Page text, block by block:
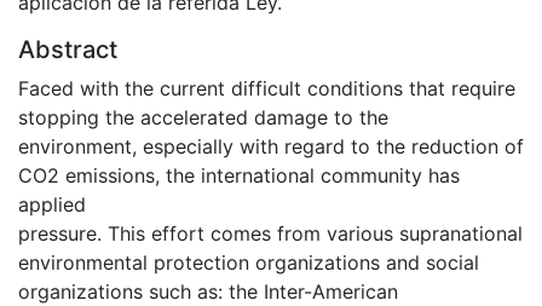
Abstract
Faced with the current difficult conditions that require
stopping the accelerated damage to the
environment, especially with regard to the reduction of
CO2 emissions, the international community has
applied
pressure. This effort comes from various supranational
environmental protection organizations and social
organizations such as: the Inter-American